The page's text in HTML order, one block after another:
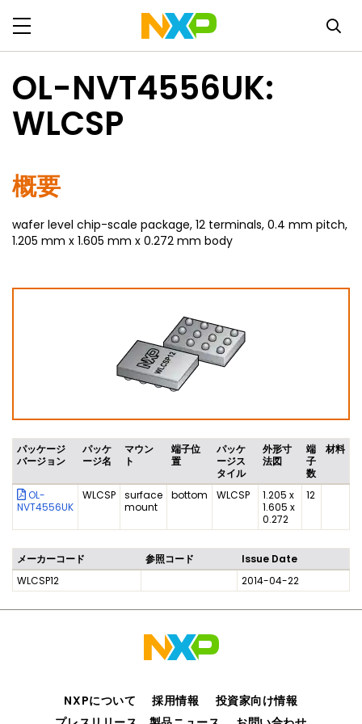
OL-NVT4556UK:
WLCSP
概要
wafer level chip-scale package, 12 terminals, 0.4 mm pitch,
1.205 mm x 1.605 mm x 0.272 mm body
パッケージ
バージョン
パッケ
ージ名
マウン
ト
端子位
置
パッケ
ージス
タイル
外形寸
法図
端
子
数
材料
OL-
NVT4556UK
WLCSP
surface
mount
bottom WLCSP
1.205 x
1.605 x
0.272
12
メーカーコード 参照コード
Issue Date
WLCSP12
2014-04-22
NXPについて 採用情報
投資家向け情報